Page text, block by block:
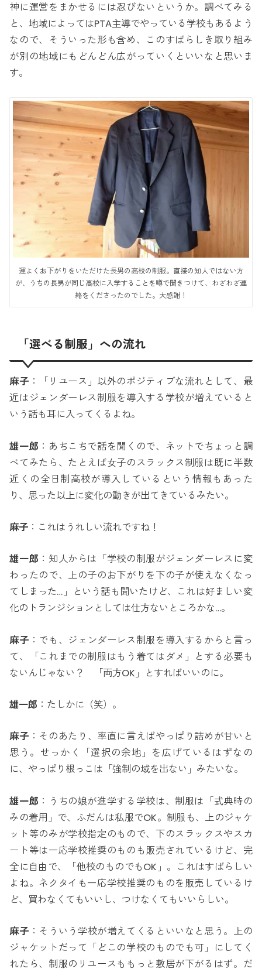
神に運営をまかせるには忍びないというか。調べてみる
と、地域によってはPTA主導でやっている学校もあるよう
なので、そういった形も含め、このすばらしき取り組み
が別の地域にもどんどん広がっていくといいなと思いま
す。
運よくお下がりをいただけた長男の高校の制服。直接の知人ではない方
が、うちの長男が同じ高校に入学することを噂で聞きつけて、わざわざ連
絡をくださったのでした。大感謝！
「選べる制服」への流れ
麻子 ：「リユース」以外のポジティブな流れとして、最
近はジェンダーレス制服を導入する学校が増えていると
いう話も耳に入ってくるよね。
雄一郎 ：あちこちで話を聞くので、ネットでちょっと調
べてみたら、たとえば女子のスラックス制服は既に半数
近くの全日制高校が導入しているという情報もあった
り、思った以上に変化の動きが出てきているみたい。
麻子 ：これはうれしい流れですね！
雄一郎 ：知人からは「学校の制服がジェンダーレスに変
わったので、上の子のお下がりを下の子が使えなくなっ
てしまった…」という話も聞いたけど、これは好ましい変
化のトランジションとしては仕方ないところかな…。
麻子 ：でも、ジェンダーレス制服を導入するからと言っ
て、「これまでの制服はもう着てはダメ」とする必要も
ないんじゃない？ 「両方OK」とすればいいのに。
雄一郎 ：たしかに（笑）。
麻子 ：そのあたり、率直に言えばやっぱり詰めが甘いと
思う。せっかく「選択の余地」を広げているはずなの
に、やっぱり根っこは「強制の域を出ない」みたいな。
雄一郎 ：うちの娘が進学する学校は、制服は「式典時の
みの着用」で、ふだんは私服でOK。制服も、上のジャケ
ット等のみが学校指定のもので、下のスラックスやスカ
ート等は一応学校推奨のものも販売されているけど、完
全に自由で、「他校のものでもOK」。これはすばらしい
よね。ネクタイも一応学校推奨のものを販売しているけ
ど、買わなくてもいいし、つけなくてもいいらしい。
麻子 ：そういう学校が増えてくるといいなと思う。上の
ジャケットだって「どこの学校のものでも可」にしてく
れたら、制服のリユースももっと敷居が下がるはず。だ